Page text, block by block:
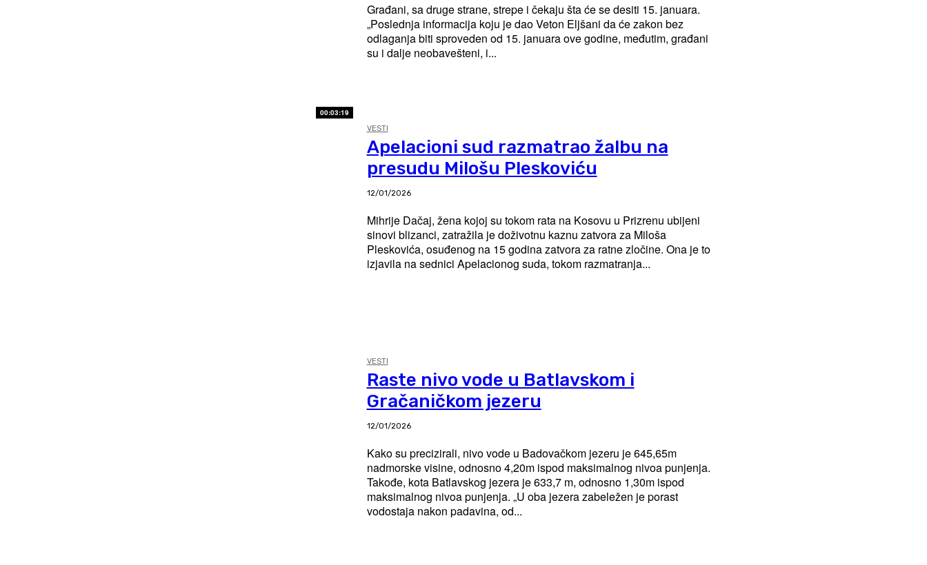
00:03:19
Građani, sa druge strane, strepe i čekaju šta će se desiti 15. januara.
„Poslednja informacija koju je dao Veton Eljšani da će zakon bez
odlaganja biti sproveden od 15. januara ove godine, međutim, građani
su i dalje neobavešteni, i...
VESTI
Apelacioni sud razmatrao žalbu na
presudu Milošu Pleskoviću
12/01/2026
Mihrije Dačaj, žena kojoj su tokom rata na Kosovu u Prizrenu ubijeni
sinovi blizanci, zatražila je doživotnu kaznu zatvora za Miloša
Pleskovića, osuđenog na 15 godina zatvora za ratne zločine. Ona je to
izjavila na sednici Apelacionog suda, tokom razmatranja...
VESTI
Raste nivo vode u Batlavskom i
Gračaničkom jezeru
12/01/2026
Kako su precizirali, nivo vode u Badovačkom jezeru je 645,65m
nadmorske visine, odnosno 4,20m ispod maksimalnog nivoa punjenja.
Takođe, kota Batlavskog jezera je 633,7 m, odnosno 1,30m ispod
maksimalnog nivoa punjenja. „U oba jezera zabeležen je porast
vodostaja nakon padavina, od...